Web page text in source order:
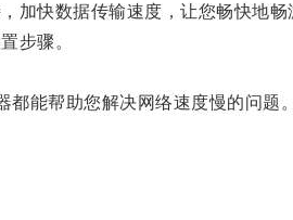
快数据传输速度，让您畅快地畅
步骤。
能帮助您解决网络速度慢的问题。